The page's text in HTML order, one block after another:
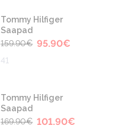
-40%
Tommy Hilfiger
Saapad
159.90€ 95.90€
41
-40%
Tommy Hilfiger
Saapad
169.90€ 101.90€